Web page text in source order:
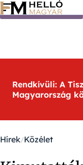
Ugrás a tartalomra
Rendkívüli: A
Magyarország
Hírek Közélet